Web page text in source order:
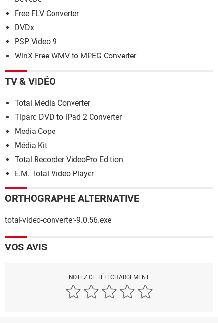
Free FLV Converter
DVDx
PSP Video 9
WinX Free WMV to MPEG Converter
TV & VIDÉO
Total Media Converter
Tipard DVD to iPad 2 Converter
Media Cope
Média Kit
Total Recorder VideoPro Edition
E.M. Total Video Player
ORTHOGRAPHE ALTERNATIVE
total-video-converter-9.0.56.exe
VOS AVIS
NOTEZ CE TÉLÉCHARGEMENT